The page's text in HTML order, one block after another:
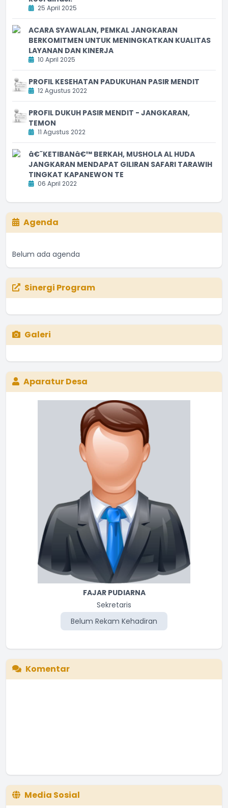
25 April 2025
ACARA SYAWALAN, PEMKAL JANGKARAN
BERKOMITMEN UNTUK MENINGKATKAN KUALITAS
LAYANAN DAN KINERJA
10 April 2025
PROFIL KESEHATAN PADUKUHAN PASIR MENDIT
12 Agustus 2022
PROFIL DUKUH PASIR MENDIT - JANGKARAN,
TEMON
11 Agustus 2022
â€˜KETIBANâ€™ BERKAH, MUSHOLA AL HUDA
JANGKARAN MENDAPAT GILIRAN SAFARI TARAWIH
TINGKAT KAPANEWON TE
06 April 2022
Agenda
Belum ada agenda
Sinergi Program
Galeri
Aparatur Desa
FAJAR PUDIARNA
Sekretaris
Belum Rekam Kehadiran
Komentar
Media Sosial